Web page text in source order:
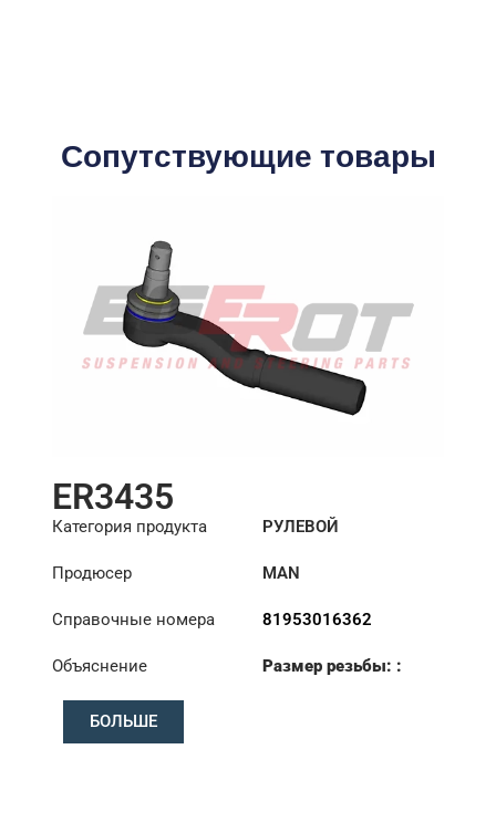
Сопутствующие товары
ER3435
Категория продукта
РУЛЕВОЙ
Продюсер
MAN
Справочные номера 81953016362
Объяснение
Размер резьбы: :
БОЛЬШЕ